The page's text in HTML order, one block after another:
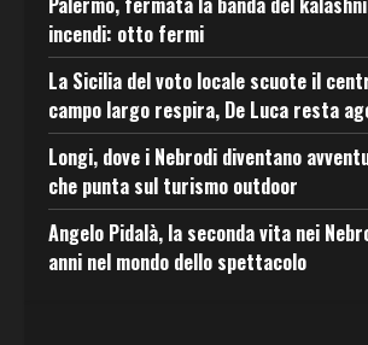
incendi: otto fermi
La Sicilia del voto locale scuote il
campo largo respira, De Luca resta
Longi, dove i Nebrodi diventano
che punta sul turismo outdoor
Angelo Pidalà, la seconda vita nei
anni nel mondo dello spettacolo